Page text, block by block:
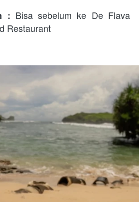
: Bisa sebelum ke De Flava
Restaurant